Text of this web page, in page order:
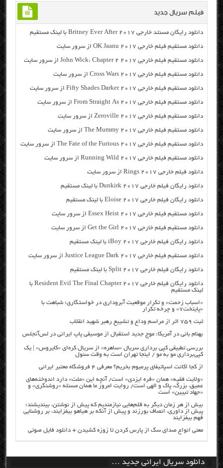
فیلم سریال جدید
دانلود رایگان مسنتد خارجی Britney Ever After 2017 با لینک مستقیم
دانلود مستقیم فیلم خارجی OK Jaanu 2017 از سرور سایت
دانلود مستقیم فیلم خارجی John Wick: Chapter 2 2017 از سرور سایت
دانلود مستقیم فیلم خارجی Cross Wars 2017 از سرور سایت
دانلود مستقیم فیلم خارجی Fifty Shades Darker 2017 از سرور سایت
دانلود مستقیم فیلم خارجی From Straight As 2017 از سرور سایت
دانلود مستقیم فیلم خارجی Zeroville 2017 از سرور سایت
دانلود مستقیم فیلم خارجی The Mummy 2017 از سرور سایت
دانلود مستقیم فیلم خارجی The Fate of the Furious 2017 از سرور سایت
دانلود مستقیم فیلم خارجی Running Wild 2017 از سرور سایت
دانلود فیلم خارجی Rings 2017 از سرور سایت
دانلود رایگان فیلم خارجی Dunkirk 2017 با لینک مستقیم
دانلود رایگان فیلم خارجی Eloise 2017 با لینک مستقیم
دانلود مستقیم فیلم خارجی Essex Heist 2017 از سرور سایت
دانلود مستقیم فیلم خارجی Get the Girl 2017 از سرور سایت
دانلود رایگان فیلم خارجی iBoy 2017 با لینک مستقیم
دانلود مستقیم فیلم خارجی Justice League Dark 2017 از سرور سایت
دانلود رایگان فیلم خارجی Split 2017 با لینک مستقیم
دانلود رایگان فیلم خارجی Resident Evil The Final Chapter 2017 با
لینک مستقیم
«اسباب زحمت» و تکرار موقعیت آبروداری در خواستگاری؛ شباهت با
«پایتخت۷» و چرخه تکرار
ثبت ۷۵۹ اثر از مراسم وداع و تشییع رهبر شهید انقلاب
بهنام بانی در آمریکا: موج جدید استقبال از موسیقی پاپ ایرانی در لس‌آنجلس
بررسی تطبیقی کپی برداری سریال «ساهره» از سریال کره‌ای «کایروس» | یک
کپی‌برداری مو به مو / اینجا تهران است به وقت سئول
از کجا اکانت اسپاتیفای پرمیوم بخریم؟ معرفی ۴ فروشگاه معتبر ایرانی
«ولایت فقیه» همان «فره ایزدی» است/ آنچه این «ملت» دارد اندوخته‌های
عمیق، بزرگ، پاک و الهی است/ روایت امروز ما همان مسئله «روشنگری» و
«جهاد تبیین» است
بیش از هر زمان دیگر به قلم‌هایی نیازمندیم که پیش از نوشتن، بیندیشند؛
پیش از داوری، انصاف بورزند و پیش از آنکه بر هیاهو بیفزایند، بر روشنایی
فهم بیفزایند
معنی انواع صدای سگ از پارس کردن تا زوزه کشیدن + دانلود فایل صوتی
دانلود سریال ایرانی جدید …